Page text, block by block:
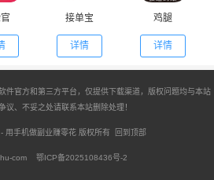
接单宝
详情
鸡腿
详情
件官方和第三方平台，仅提供下载渠道，版权问题均与本站
议、不妥之处请联系本站删除处理！
- 用手机做副业赚零花 版权所有 回到顶部
com 鄂ICP备2025108436号-2